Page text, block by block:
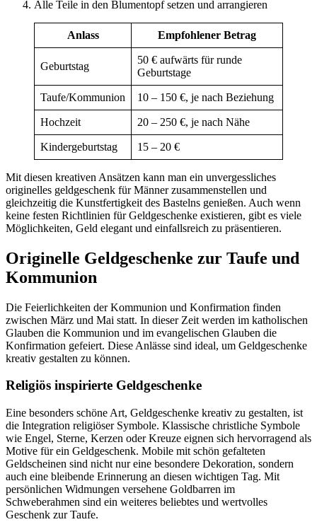
Alle Teile in den Blumentopf setzen und arrangieren
Anlass Empfohlener Betrag
Geburtstag
50 € aufwärts für runde
Geburtstage
Taufe/Kommunion 10 – 150 €, je nach Beziehung
Hochzeit 20 – 250 €, je nach Nähe
Kindergeburtstag 15 – 20 €
Mit diesen kreativen Ansätzen kann man ein unvergessliches
originelles geldgeschenk für Männer zusammenstellen und
gleichzeitig die Kunstfertigkeit des Bastelns genießen. Auch wenn
keine festen Richtlinien für Geldgeschenke existieren, gibt es viele
Möglichkeiten, Geld elegant und einfallsreich zu präsentieren.
Originelle Geldgeschenke zur Taufe und
Kommunion
Die Feierlichkeiten der Kommunion und Konfirmation finden
zwischen März und Mai statt. In dieser Zeit werden im katholischen
Glauben die Kommunion und im evangelischen Glauben die
Konfirmation gefeiert. Diese Anlässe sind ideal, um Geldgeschenke
kreativ gestalten zu können.
Religiös inspirierte Geldgeschenke
Eine besonders schöne Art, Geldgeschenke kreativ zu gestalten, ist
die Integration religiöser Symbole. Klassische christliche Symbole
wie Engel, Sterne, Kerzen oder Kreuze eignen sich hervorragend als
Motive für ein Geldgeschenk. Mobile mit schön gefalteten
Geldscheinen sind nicht nur eine besondere Dekoration, sondern
auch eine bleibende Erinnerung an diesen wichtigen Tag. Mit
persönlichen Widmungen versehene Goldbarren im
Schweberahmen sind ein weiteres beliebtes und wertvolles
Geschenk zur Taufe.